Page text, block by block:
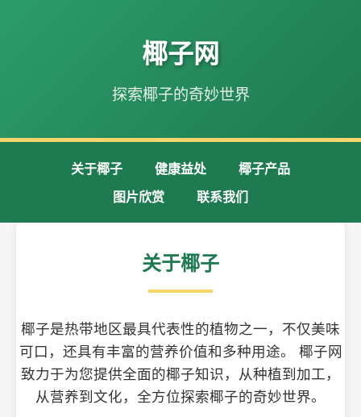
椰子网
探索椰子的奇妙世界
关于椰子 健康益处
椰子产品
图片欣赏
联系我们
关于椰子
椰子是热带地区最具代表性的植物之一，不仅美味
可口，还具有丰富的营养价值和多种用途。 椰子网
致力于为您提供全面的椰子知识，从种植到加工，
从营养到文化，全方位探索椰子的奇妙世界。